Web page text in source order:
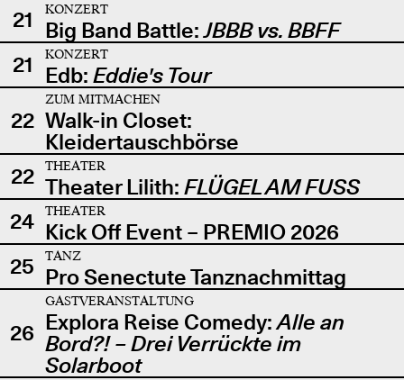
21
KONZERT
Big Band Battle:JBBB vs. BBFF
21
KONZERT
Edb: Eddie's Tour
22
ZUM MITMACHEN
Walk-in Closet:
Kleidertauschbörse
22
THEATER
Theater Lilith: FLÜGEL AM FUSS
24
THEATER
Kick Off Event – PREMIO 2026
25
TANZ
Pro Senectute Tanznachmittag
26
GASTVERANSTALTUNG
Explora Reise Comedy:Alle an
Bord?! – Drei Verrückte im
Solarboot